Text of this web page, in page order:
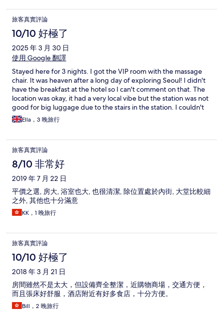
big and spacious.
旅客真實評論
10/10 好極了
2025 年 3 月 30 日
使用 Google 翻譯
Stayed here for 3 nights. I got the VIP room with the massage
chair. It was heaven after a long day of exploring Seoul! I didn't
have the breakfast at the hotel so I can't comment on that. The
location was okay, it had a very local vibe but the station was not
good for big luggage due to the stairs in the station. I couldn't
find the station elevator when I arrived. Some reviews said Exit 5
but actually the elevator is between Exit 5 and 4 so you might
staff were really nice and welcoming. Overall I recommend the
place, especially for solo travellers. I felt safe in the hotel and in
the area. Also very good for the price I paid. I will consider it
again in the future.
Ella，3 晚旅行
旅客真實評論
8/10 非常好
2019 年 7 月 22 日
平價之選, 房大, 浴室也大, 也很清潔, 除位置處於內街, 大堂比較細
之外, 其他也十分滿意
KK，1 晚旅行
旅客真實評論
10/10 好極了
2018 年 3 月 21 日
房間雖然不是太大，但設備齊全整潔，近購物商場，交通方便，
而且張床好舒服，酒店附近有好多食店，十分方便。
Bill，2 晚旅行